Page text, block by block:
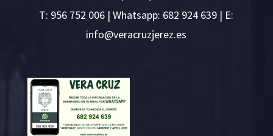
T: 956 752 006 | Whatsapp: 682 924 639 | E:
se.ze
rejzu
rcare
v@ofn
i